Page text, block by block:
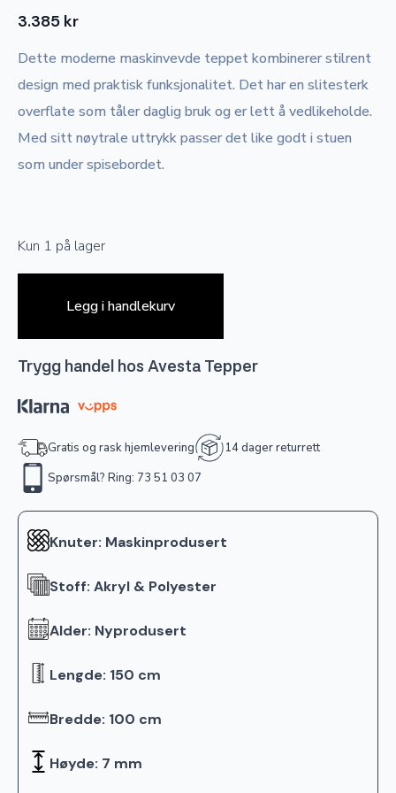
3.385 kr
Dette moderne maskinvevde teppet kombinerer stilrent
design med praktisk funksjonalitet. Det har en slitesterk
overflate som tåler daglig bruk og er lett å vedlikeholde.
Med sitt nøytrale uttrykk passer det like godt i stuen
som under spisebordet.
Kun 1 på lager
Legg i handlekurv
Trygg handel hos Avesta Tepper
Gratis og rask hjemlevering
14 dager returrett
Spørsmål? Ring: 73 51 03 07
Knuter: Maskinprodusert
Stoff: Akryl & Polyester
Alder: Nyprodusert
Lengde: 150 cm
Bredde: 100 cm
Høyde: 7 mm